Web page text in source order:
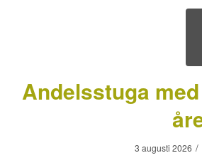
Andelsstuga
3 augusti 2026 /